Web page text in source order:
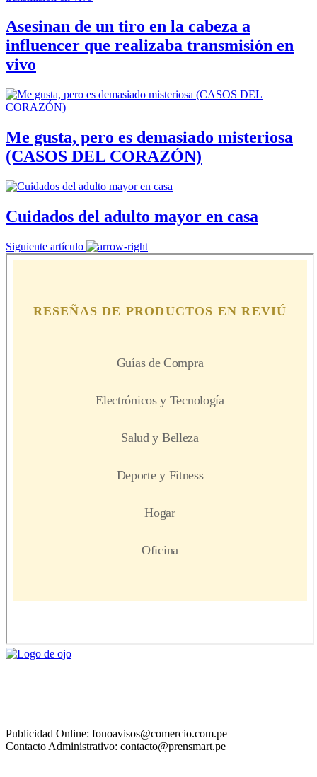
Asesinan de un tiro en la cabeza a
influencer que realizaba transmisión en
vivo
Me gusta, pero es demasiado misteriosa
(CASOS DEL CORAZÓN)
Cuidados del adulto mayor en casa
Siguiente artículo
Publicidad Online: fonoavisos@comercio.com.pe
Contacto Administrativo: contacto@prensmart.pe